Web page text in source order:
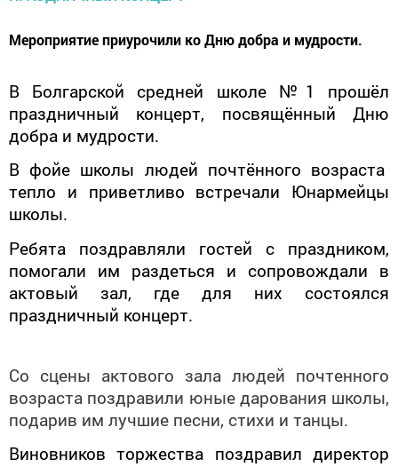
Мероприятие приурочили ко Дню добра и мудрости.
В Болгарской средней школе №1 прошёл
праздничный концерт, посвящённый Дню
добра и мудрости.
В фойе школы людей почтённого возраста
тепло и приветливо встречали Юнармейцы
школы.
Ребята поздравляли гостей с праздником,
помогали им раздеться и сопровождали в
актовый зал, где для них состоялся
праздничный концерт.
Со сцены актового зала людей почтенного
возраста поздравили юные дарования школы,
подарив им лучшие песни, стихи и танцы.
Виновников торжества поздравил директор